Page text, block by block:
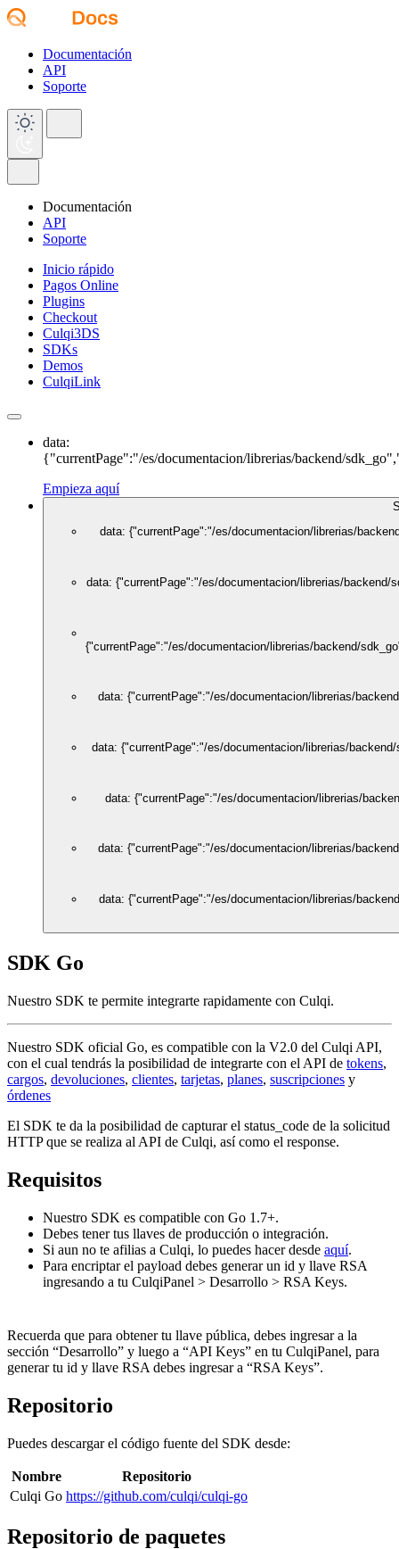
Documentación
API
Soporte
Documentación
API
Soporte
Inicio rápido
Pagos Online
Plugins
Checkout
Culqi3DS
SDKs
Demos
CulqiLink
data:
{"currentPage":"/es/documentacion/librerias/backend/
Empieza aquí
data: {"currentPage":"/es/documentacion/librerias/
data: {"currentPage":"/es/documentacion/librerias/
{"currentPage":"/es/documentacion/librerias/backend/
data: {"currentPage":"/es/documentacion/librerias/
data: {"currentPage":"/es/documentacion/librerias/
data: {"currentPage":"/es/documentacion/librerias/
data: {"currentPage":"/es/documentacion/librerias/
data: {"currentPage":"/es/documentacion/librerias/
SDK Go
Nuestro SDK te permite integrarte rapidamente con Culqi.
Nuestro SDK oficial Go, es compatible con la V2.0 del Culqi API,
con el cual tendrás la posibilidad de integrarte con el API de tokens,
cargos, devoluciones, clientes, tarjetas, planes, suscripciones y
órdenes
El SDK te da la posibilidad de capturar el status_code de la solicitud
HTTP que se realiza al API de Culqi, así como el response.
Requisitos
Nuestro SDK es compatible con Go 1.7+.
Debes tener tus llaves de producción o integración.
Si aun no te afilias a Culqi, lo puedes hacer desde aquí.
Para encriptar el payload debes generar un id y llave RSA
ingresando a tu CulqiPanel > Desarrollo > RSA Keys.
Recuerda que para obtener tu llave pública, debes ingresar a la
sección “Desarrollo” y luego a “API Keys” en tu CulqiPanel, para
generar tu id y llave RSA debes ingresar a “RSA Keys”.
Repositorio
Puedes descargar el código fuente del SDK desde:
Nombre
Repositorio
Culqi Go https://github.com/culqi/culqi-go
Repositorio de paquetes